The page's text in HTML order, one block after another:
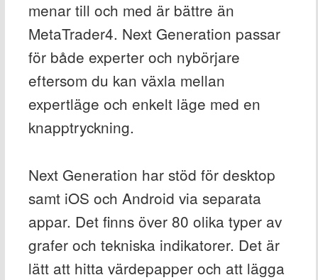
menar till och med är bättre än
MetaTrader4. Next Generation passar
för både experter och nybörjare
eftersom du kan växla mellan
expertläge och enkelt läge med en
knapptryckning.
Next Generation har stöd för desktop
samt iOS och Android via separata
appar. Det finns över 80 olika typer av
grafer och tekniska indikatorer. Det är
lätt att hitta värdepapper och att lägga